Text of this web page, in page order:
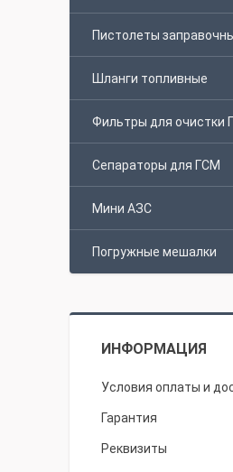
Пистолеты
Шланги топливные
Фильтры для очистки
Сепараторы для ГСМ
Мини АЗС
Погружные мешалки
ИНФОРМАЦИЯ
Условия оплаты и
Гарантия
Реквизиты